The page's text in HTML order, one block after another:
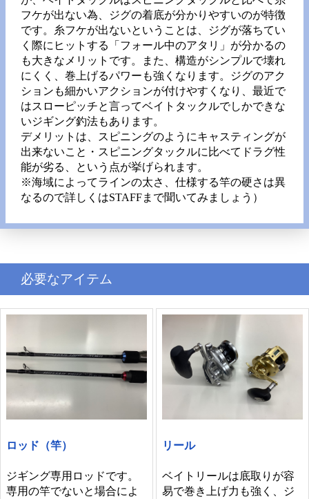
フケが出ない為、ジグの着底が分かりやすいのが特徴
です。糸フケが出ないということは、ジグが落ちてい
く際にヒットする「フォール中のアタリ」が分かるの
も大きなメリットです。また、構造がシンプルで壊れ
にくく、巻上げるパワーも強くなります。ジグのアク
ションも細かいアクションが付けやすくなり、最近で
はスローピッチと言ってベイトタックルでしかできな
いジギング釣法もあります。
デメリットは、スピニングのようにキャスティングが
出来ないこと・スピニングタックルに比べてドラグ性
能が劣る、という点が挙げられます。
※海域によってラインの太さ、仕様する竿の硬さは異
なるので詳しくはSTAFFまで聞いてみましょう）
必要なアイテム
ロッド（竿）
ジギング専用ロッドです。
専用の竿でないと場合によ
リール
ベイトリールは底取りが容
易で巻き上げ力も強く、ジ